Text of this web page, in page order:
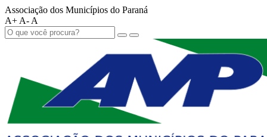
Associação dos Municípios do Paraná
A+ A- A